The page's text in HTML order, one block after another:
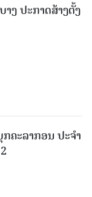
ງ ປະ​ກາດ​ສ້າງ​ຕັ້ງ
ຄະລາກອນ ປະຈໍາ